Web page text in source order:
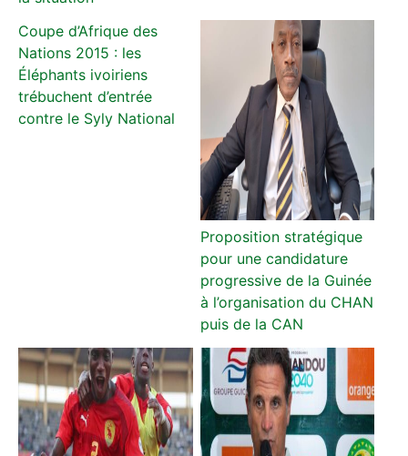
Coupe d’Afrique des
Nations 2015 : les
Éléphants ivoiriens
trébuchent d’entrée
contre le Syly National
Proposition stratégique
pour une candidature
progressive de la Guinée
à l’organisation du CHAN
puis de la CAN